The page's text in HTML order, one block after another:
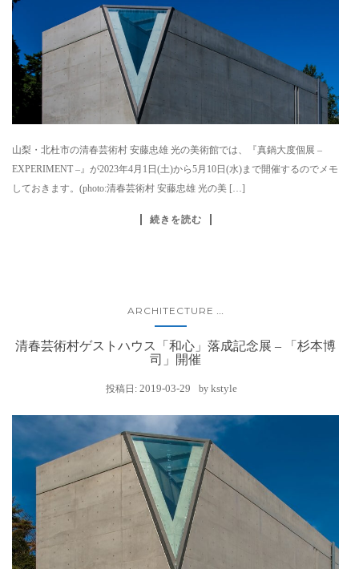
山梨・北杜市の清春芸術村 安藤忠雄 光の美術館では、『真鍋大度個展 –
EXPERIMENT –』が2023年4月1日(土)から5月10日(水)まで開催するのでメモ
しておきます。(photo:清春芸術村 安藤忠雄 光の美 […]
続きを読む
ARCHITECTURE ...
清春芸術村ゲストハウス「和心」落成記念展 – 「杉本博
司」開催
投稿日: 2019-03-29 by kstyle